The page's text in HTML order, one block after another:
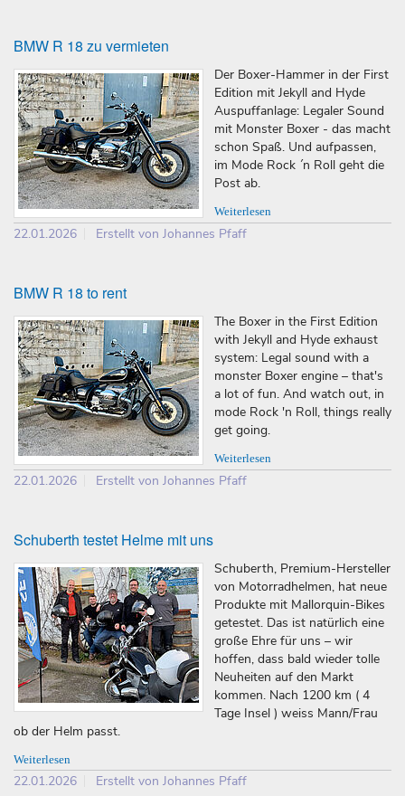
BMW R 18 zu vermieten
Der Boxer-Hammer in der First
Edition mit Jekyll and Hyde
Auspuffanlage: Legaler Sound
mit Monster Boxer - das macht
schon Spaß. Und aufpassen,
im Mode Rock ´n Roll geht die
Post ab.
Weiterlesen
22.01.2026 Erstellt von Johannes Pfaff
BMW R 18 to rent
The Boxer in the First Edition
with Jekyll and Hyde exhaust
system: Legal sound with a
monster Boxer engine – that's
a lot of fun. And watch out, in
mode Rock 'n Roll, things really
get going.
Weiterlesen
22.01.2026 Erstellt von Johannes Pfaff
Schuberth testet Helme mit uns
Schuberth, Premium-Hersteller
von Motorradhelmen, hat neue
Produkte mit Mallorquin-Bikes
getestet. Das ist natürlich eine
große Ehre für uns – wir
hoffen, dass bald wieder tolle
Neuheiten auf den Markt
kommen. Nach 1200 km ( 4
Tage Insel ) weiss Mann/Frau
ob der Helm passt.
Weiterlesen
22.01.2026 Erstellt von Johannes Pfaff